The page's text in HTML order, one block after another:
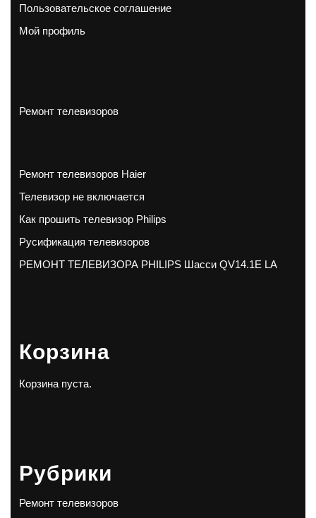
Пользовательское соглашение
Мой профиль
Ремонт телевизоров
Ремонт телевизоров Haier
Телевизор не включается
Как прошить телевизор Philips
Русификация телевизоров
РЕМОНТ ТЕЛЕВИЗОРА PHILIPS Шасси QV14.1E LA
Корзина
Корзина пуста.
Рубрики
Ремонт телевизоров